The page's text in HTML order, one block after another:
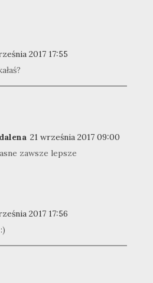
2017 17:55
21 września 2017 09:00
zawsze lepsze
2017 17:56